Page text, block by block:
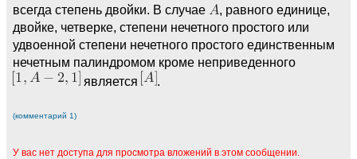
всегда степень двойки. В случае
, равного единице,
двойке, четверке, степени нечетного простого или
удвоенной степени нечетного простого единственным
нечетным палиндромом кроме неприведенного
является
.
(комментарий 1)
У вас нет доступа для просмотра вложений в этом сообщении.